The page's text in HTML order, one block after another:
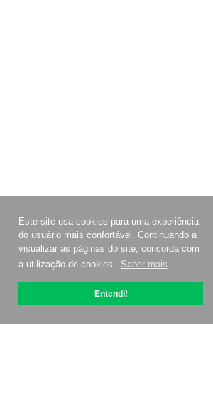
Este site usa cookies para uma experiência
do usuário mais confortável. Continuando a
visualizar as páginas do site, concorda com
a utilização de cookies. Saber mais
Entendi!